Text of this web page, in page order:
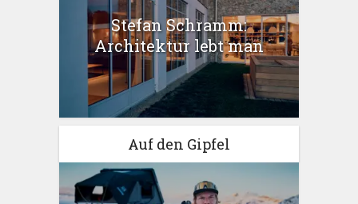
Stefan Schramm:
Architektur lebt man
Auf den Gipfel